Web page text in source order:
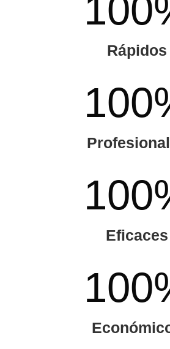
Rápidos
100
100
Eficaces
100
100